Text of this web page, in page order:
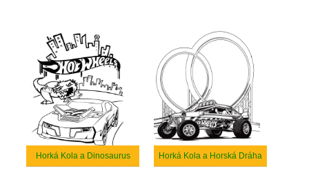
Horká Kola a Dinosaurus Horká Kola a Horská Dráha